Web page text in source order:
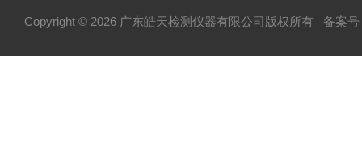
Copyright © 2026 广东皓天检测仪器有限公司版权所有 备案号